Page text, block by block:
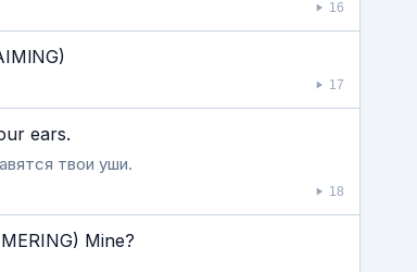
16
17
ears.
твои уши.
18
Mine?